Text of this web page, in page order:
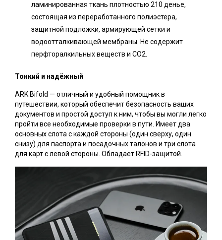
ламинированная ткань плотностью 210 денье,
состоящая из переработанного полиэстера,
защитной подложки, армирующей сетки и
водоотталкивающей мембраны. Не содержит
перфторалкильных веществ и СО2.
Тонкий и надёжный
ARK Bifold — отличный и удобный помощник в
путешествии, который обеспечит безопасность ваших
документов и простой доступ к ним, чтобы вы могли легко
пройти все необходимые проверки в пути. Имеет два
основных слота с каждой стороны (один сверху, один
снизу) для паспорта и посадочных талонов и три слота
для карт с левой стороны. Обладает RFID-защитой.